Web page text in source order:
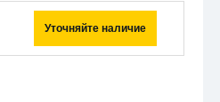
Уточняйте наличие